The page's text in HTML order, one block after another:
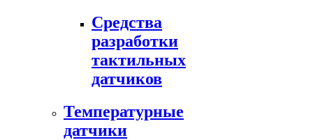
Средства
разработки
тактильных
датчиков
Температурные
датчики